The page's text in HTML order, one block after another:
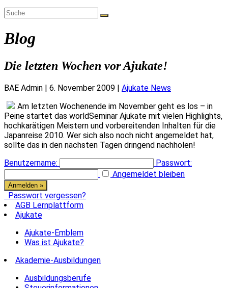
Blog
Die letzten Wochen vor Ajukate!
BAE Admin | 6. November 2009 | Ajukate News
Am letzten Wochenende im November geht es los – in
Peine startet das worldSeminar Ajukate mit vielen Highlights,
hochkarätigen Meistern und vorbereitenden Inhalten für die
Japanreise 2010. Wer sich also noch nicht angemeldet hat,
sollte das in den nächsten Tagen dringend nachholen!
Benutzername:
Passwort:
Angemeldet bleiben
Passwort vergessen?
AGB Lernplattform
Ajukate
Ajukate-Emblem
Was ist Ajukate?
Akademie-Ausbildungen
Ausbildungsberufe